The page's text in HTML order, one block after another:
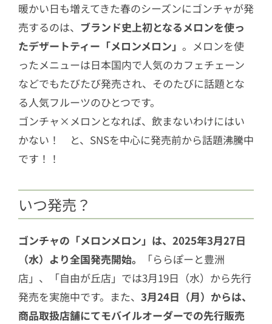
暖かい日も増えてきた春のシーズンにゴンチャが発
売するのは、 ブランド史上初となるメロンを使っ
たデザートティー「メロンメロン」 。メロンを使
ったメニューは日本国内で人気のカフェチェーン
などでもたびたび発売され、そのたびに話題とな
る人気フルーツのひとつです。
ゴンチャ×メロンとなれば、飲まないわけにはい
かない！ と、SNSを中心に発売前から話題沸騰中
です！！
いつ発売？
ゴンチャの「メロンメロン」は、2025年3月27日
（水）より全国発売開始。
「ららぽーと豊洲
店」、「自由が丘店」では3月19日（水）から先行
発売を実施中です。また、 3月24日（月）からは、
商品取扱店舗にてモバイルオーダーでの先行販売